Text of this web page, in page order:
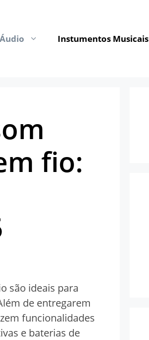
Áudio Instumentos Musicais
fio:
são ideais para
de entregarem
funcionalidades
e baterias de